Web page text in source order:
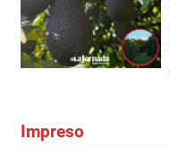
Impreso